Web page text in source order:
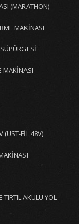
(MARATHON)
MAKİNASI
MAKİNASI
(ÜST-FİL 48V)
TIRTIL AKÜLÜ YOL